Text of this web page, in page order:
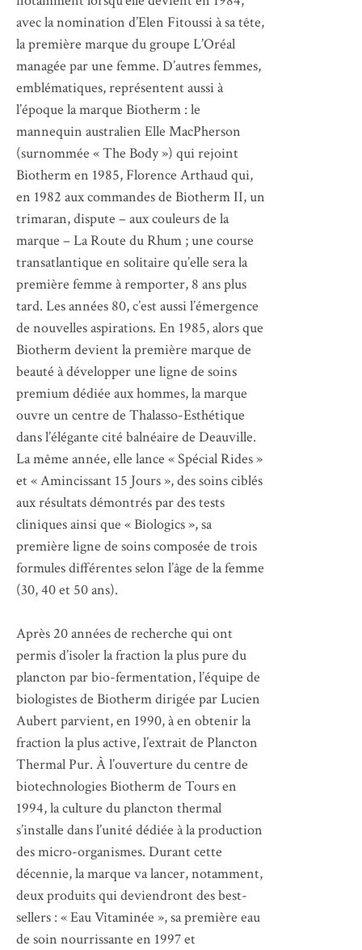
avec la nomination d’Elen Fitoussi à sa tête,
la première marque du groupe L’Oréal
managée par une femme. D’autres femmes,
emblématiques, représentent aussi à
l’époque la marque Biotherm : le
mannequin australien Elle MacPherson
(surnommée « The Body ») qui rejoint
Biotherm en 1985, Florence Arthaud qui,
en 1982 aux commandes de Biotherm II, un
trimaran, dispute – aux couleurs de la
marque – La Route du Rhum ; une course
transatlantique en solitaire qu’elle sera la
première femme à remporter, 8 ans plus
tard. Les années 80, c’est aussi l’émergence
de nouvelles aspirations. En 1985, alors que
Biotherm devient la première marque de
beauté à développer une ligne de soins
premium dédiée aux hommes, la marque
ouvre un centre de Thalasso-Esthétique
dans l’élégante cité balnéaire de Deauville.
La même année, elle lance « Spécial Rides »
et « Amincissant 15 Jours », des soins ciblés
aux résultats démontrés par des tests
cliniques ainsi que « Biologics », sa
première ligne de soins composée de trois
formules différentes selon l’âge de la femme
(30, 40 et 50 ans).
Après 20 années de recherche qui ont
permis d’isoler la fraction la plus pure du
plancton par bio-fermentation, l’équipe de
biologistes de Biotherm dirigée par Lucien
Aubert parvient, en 1990, à en obtenir la
fraction la plus active, l’extrait de Plancton
Thermal Pur. À l’ouverture du centre de
biotechnologies Biotherm de Tours en
1994, la culture du plancton thermal
s’installe dans l’unité dédiée à la production
des micro-organismes. Durant cette
décennie, la marque va lancer, notamment,
deux produits qui deviendront des best-
sellers : « Eau Vitaminée », sa première eau
de soin nourrissante en 1997 et